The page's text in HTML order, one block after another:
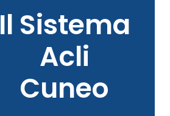
Il Sistema
Acli
Cuneo